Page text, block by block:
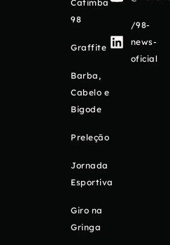
Catimba
98
Graffite
Barba,
Cabelo e
Bigode
Preleção
Jornada
Esportiva
Giro na
Gringa
/98-
news-
oficial